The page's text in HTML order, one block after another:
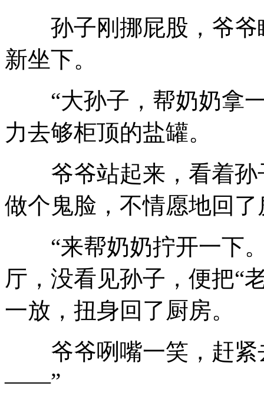
孙子刚挪屁股，爷爷
新坐下。
“大孙子，帮奶奶拿
力去够柜顶的盐罐。
爷爷站起来，看着孙
做个鬼脸，不情愿地回了
“来帮奶奶拧开一下
厅，没看见孙子，便把“
一放，扭身回了厨房。
爷爷咧嘴一笑，赶紧
——”